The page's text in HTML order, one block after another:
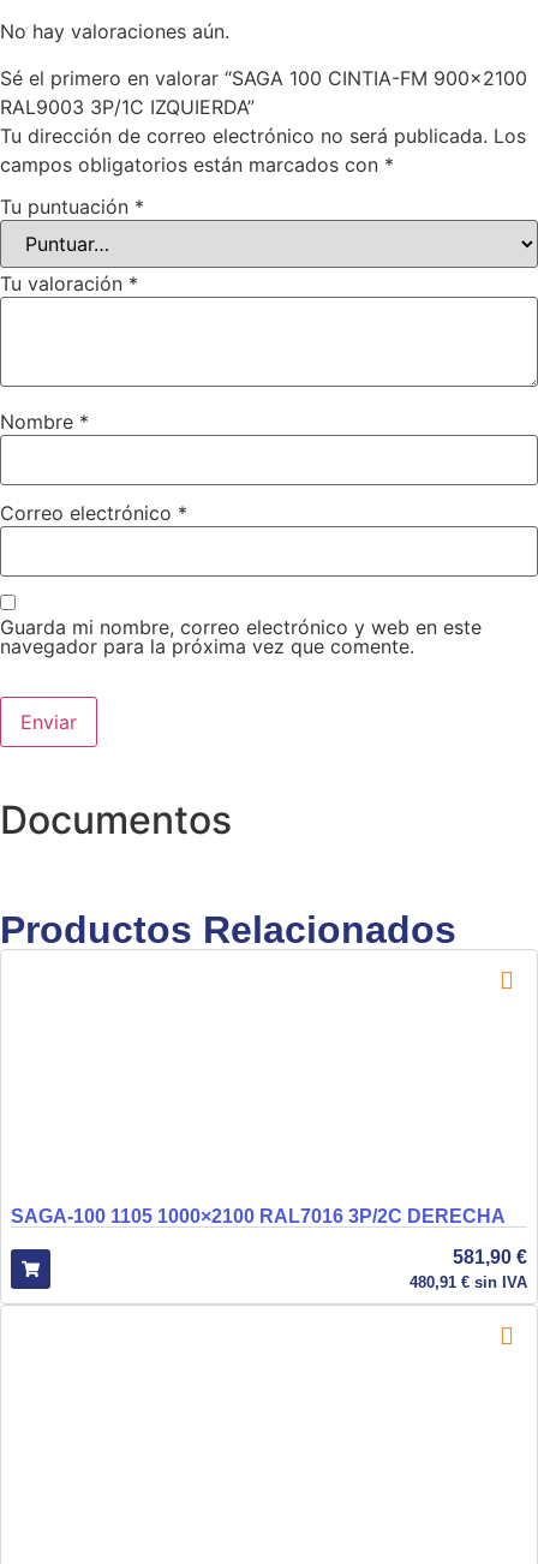
No hay valoraciones aún.
Sé el primero en valorar “SAGA 100 CINTIA-FM 900×2100
RAL9003 3P/1C IZQUIERDA”
Tu dirección de correo electrónico no será publicada. Los
campos obligatorios están marcados con *
Tu puntuación *
Tu valoración *
Nombre *
Correo electrónico *
Guarda mi nombre, correo electrónico y web en este
navegador para la próxima vez que comente.
Documentos
Productos Relacionados
SAGA-100 1105 1000×2100 RAL7016 3P/2C DERECHA
581,90 €
480,91 € sin IVA